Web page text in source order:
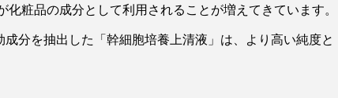
粧品の成分として利用されることが増えてきています。
分を抽出した「幹細胞培養上清液」は、より高い純度と